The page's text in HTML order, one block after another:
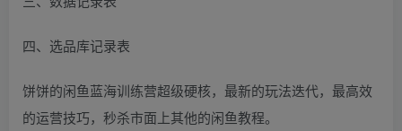
四、选品库记录表
饼饼的闲鱼蓝海训练营超级硬核，最新的玩法迭代，最高效
的运营技巧，秒杀市面上其他的闲鱼教程。